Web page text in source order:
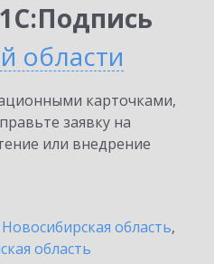
области
карточками,
заявку на
или внедрение
Новосибирская область,
область